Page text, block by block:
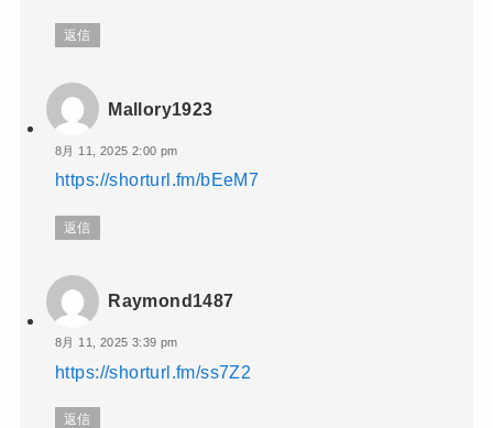
返信
Mallory1923
8月 11, 2025 2:00 pm
https://shorturl.fm/bEeM7
返信
Raymond1487
8月 11, 2025 3:39 pm
https://shorturl.fm/ss7Z2
返信